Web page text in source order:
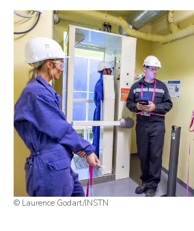
© Laurence Godart/INSTN